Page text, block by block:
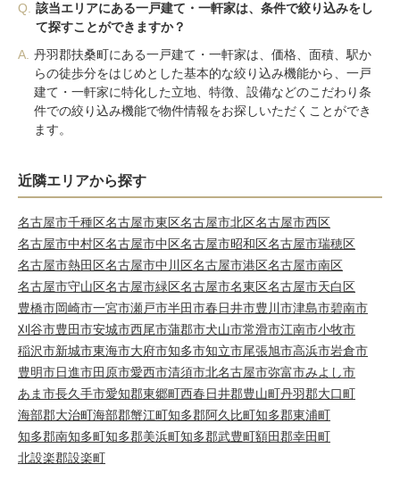
Q.
該当エリアにある一戸建て・一軒家は、条件で絞り込みをし
て探すことができますか？
A. 丹羽郡扶桑町にある一戸建て・一軒家は、価格、面積、駅か
らの徒歩分をはじめとした基本的な絞り込み機能から、一戸
建て・一軒家に特化した立地、特徴、設備などのこだわり条
件での絞り込み機能で物件情報をお探しいただくことができ
ます。
近隣エリアから探す
名古屋市千種区名古屋市東区名古屋市北区名古屋市西区
名古屋市中村区名古屋市中区名古屋市昭和区名古屋市瑞穂区
名古屋市熱田区名古屋市中川区名古屋市港区名古屋市南区
名古屋市守山区名古屋市緑区名古屋市名東区名古屋市天白区
豊橋市岡崎市一宮市瀬戸市半田市春日井市豊川市津島市碧南市
刈谷市豊田市安城市西尾市蒲郡市犬山市常滑市江南市小牧市
稲沢市新城市東海市大府市知多市知立市尾張旭市高浜市岩倉市
豊明市日進市田原市愛西市清須市北名古屋市弥富市みよし市
あま市長久手市愛知郡東郷町西春日井郡豊山町丹羽郡大口町
海部郡大治町海部郡蟹江町知多郡阿久比町知多郡東浦町
知多郡南知多町知多郡美浜町知多郡武豊町額田郡幸田町
北設楽郡設楽町